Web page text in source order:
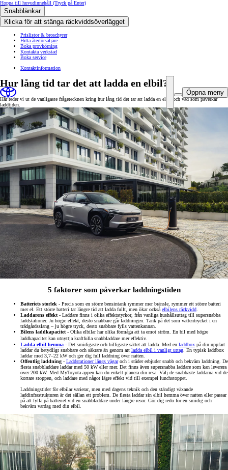
Hoppa till huvudinnehåll (Tryck på Enter)
Snabblänkar
Klicka för att stänga räckviddsöverlägget
Prislistor & broschyrer
Hitta återförsäljare
Boka provkörning
Kontakta verkstad
Boka service
Kontaktinformation
Öppna meny
Hur lång tid tar det att ladda en elbil?
Här reder vi ut de vanligaste frågetecknen kring hur lång tid det tar att ladda en elbil och vad som påverkar
laddtiden.
5 faktorer som påverkar laddningstiden
Batteriets storlek - Precis som en större bensintank rymmer mer bränsle, rymmer ett större batteri
mer el. Ett större batteri tar längre tid att ladda fullt, men ökar också elbilens räckvidd
Laddarens effekt - Laddare finns i olika effektstyrkor, från vanliga hushållsuttag till supersnabba
laddstationer. Ju högre effekt, desto snabbare går laddningen. Tänk på det som vattentrycket i en
trädgårdsslang – ju högre tryck, desto snabbare fylls vattenkannan.
Bilens laddkapacitet - Olika elbilar har olika förmåga att ta emot ström. En bil med högre
laddkapacitet kan utnyttja kraftfulla snabbladdare mer effektiv.
Ladda elbil hemma - Det smidigaste och billigaste sättet att ladda. Med en laddbox på din uppfart
laddar du betydligt snabbare och säkrare än genom att ladda elbil i vanligt uttag . En typisk laddbox
laddar med 3,7–22 kW och ger dig full laddning över natten.
Offentlig laddning - Laddstationer längs vägaroch i städer erbjuder snabb och bekväm laddning. De
flesta snabbladdare laddar med 50 kW eller mer. Det finns även supersnabba laddare som kan leverera
över 200 kW. Med MyToyota-appen kan du enkelt planera din resa. Välj de snabbaste laddarna vid de
kortare stoppen, och laddare med något lägre effekt vid till exempel lunchstoppet.
Laddningstider för elbilar varierar, men med dagens teknik och den ständigt växande
laddinfrastrukturen är det sällan ett problem. De flesta laddar sin elbil hemma över natten eller passar
på att fylla på batteriet vid en snabbladdare under längre resor. Gör dig redo för en smidig och
bekväm vardag med din elbil.